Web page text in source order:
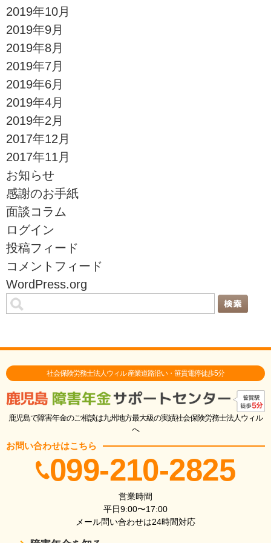
2019年10月
2019年9月
2019年8月
2019年7月
2019年6月
2019年4月
2019年2月
2017年12月
2017年11月
お知らせ
感謝のお手紙
面談コラム
ログイン
投稿フィード
コメントフィード
WordPress.org
社会保険労務士法人ウィル 産業道路沿い・笹貫電停徒歩5分
鹿児島で障害年金のご相談は九州地方最大級の実績社会保険労務士法人ウィル
へ
お問い合わせはこちら
099-210-2825
営業時間
平日9:00〜17:00
メール問い合わせは24時間対応